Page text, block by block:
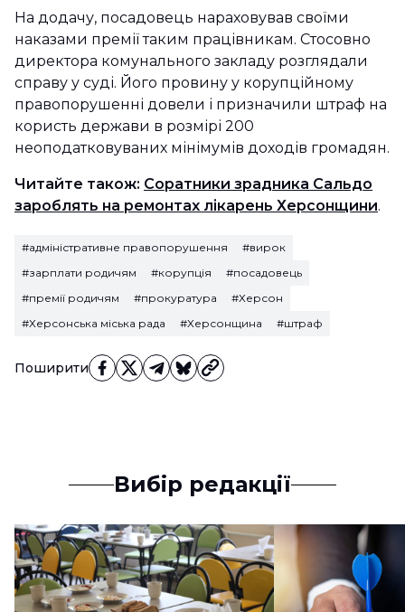
Поширити
На додачу, посадовець нараховував своїми
наказами премії таким працівникам. Стосовно
директора комунального закладу розглядали
справу у суді. Його провину у корупційному
правопорушенні довели і призначили штраф на
користь держави в розмірі 200
неоподатковуваних мінімумів доходів громадян.
Читайте також: Соратники зрадника Сальдо
зароблять на ремонтах лікарень Херсонщини.
#адміністративне правопорушення
#вирок
#зарплати родичям
#корупція
#посадовець
#премії родичям
#прокуратура
#Херсон
#Херсонська міська рада
#Херсонщина #штраф
Вибір редакції